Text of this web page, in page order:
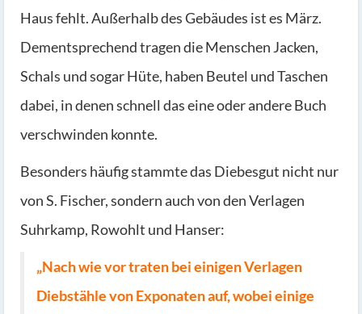
Haus fehlt. Außerhalb des Gebäudes ist es März.
Dementsprechend tragen die Menschen Jacken,
Schals und sogar Hüte, haben Beutel und Taschen
dabei, in denen schnell das eine oder andere Buch
verschwinden konnte.
Besonders häufig stammte das Diebesgut nicht nur
von S. Fischer, sondern auch von den Verlagen
Suhrkamp, Rowohlt und Hanser:
„Nach wie vor traten bei einigen Verlagen
Diebstähle von Exponaten auf, wobei einige